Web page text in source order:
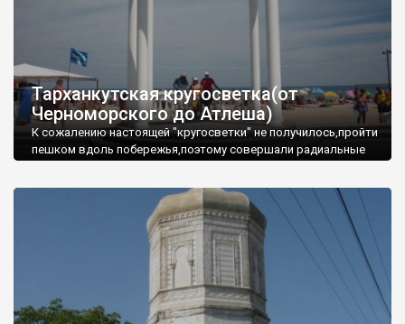
Тарханкутская кругосветка(от
Черноморского до Атлеша)
К сожалению настоящей "кругосветки" не получилось,пройти
пешком вдоль побережья,поэтому совершали радиальные